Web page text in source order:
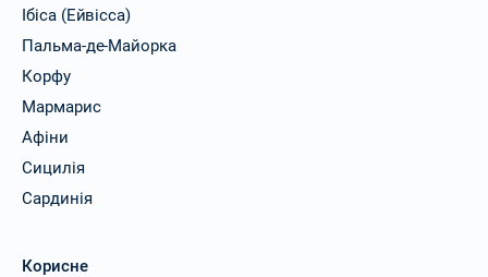
Ібіса (Ейвісса)
Пальма-де-Майорка
Корфу
Мармарис
Афіни
Сицилія
Сардинія
Корисне